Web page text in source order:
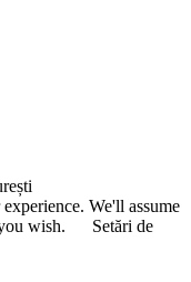
We'll assume
wish.
Setări de